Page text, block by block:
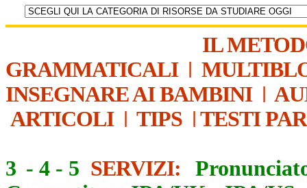
IL
GRAMMATICALI|
INSEGNARE AI BAMBINI|
ARTICOLI| TIPS | TESTI
3 - 4 - 5 SERVIZI: